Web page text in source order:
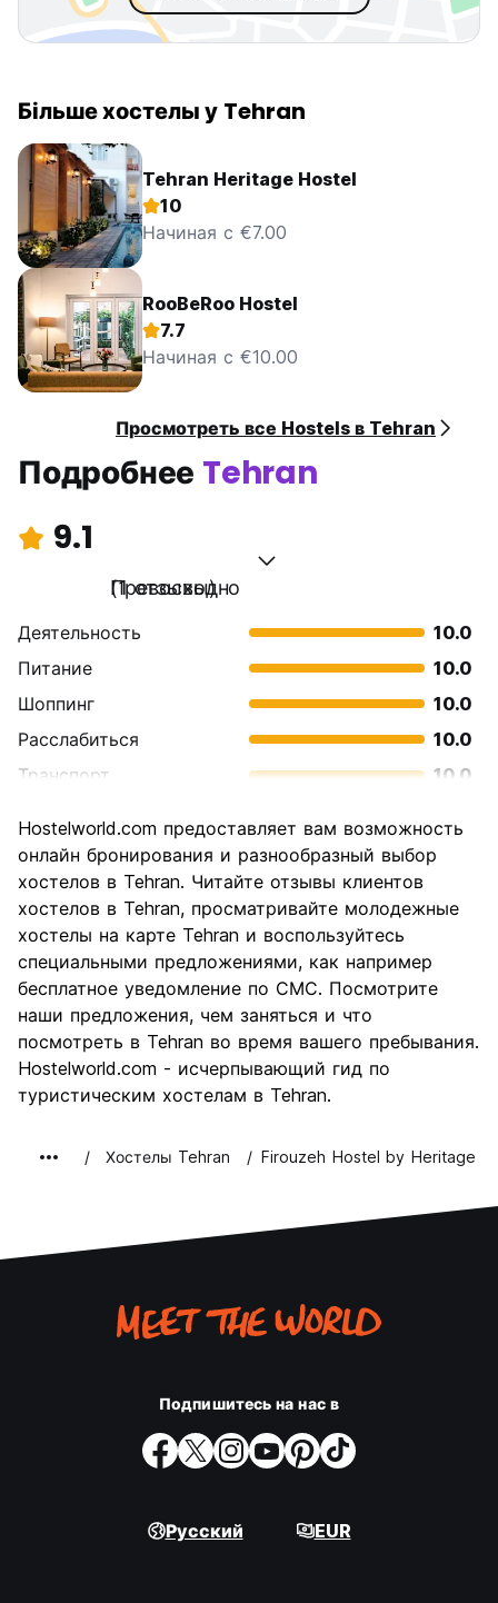
Більше хостелы у Tehran
Tehran Heritage Hostel
10
Начиная с €7.00
RooBeRoo Hostel
7.7
Начиная с €10.00
Просмотреть все Hostels в Tehran
Подробнее Tehran
9.1
Превосходно
(1 отзывы)
Деятельность
10.0
Питание
10.0
Шоппинг
10.0
Расслабиться
10.0
Транспорт
10.0
достопримечательностей
10.0
Культура
Ночная жизнь
2.0
Соотношение цены и
качества
Hostelworld.com предоставляет вам возможность
онлайн бронирования и разнообразный выбор
хостелов в Tehran. Читайте отзывы клиентов
хостелов в Tehran, просматривайте молодежные
хостелы на карте Tehran и воспользуйтесь
специальными предложениями, как например
бесплатное уведомление по СМС. Посмотрите
наши предложения, чем заняться и что
посмотреть в Tehran во время вашего пребывания.
Hostelworld.com - исчерпывающий гид по
туристическим хостелам в Tehran.
Хостелы Tehran Firouzeh Hostel by Heritage
Подпишитесь на нас в
Русский EUR